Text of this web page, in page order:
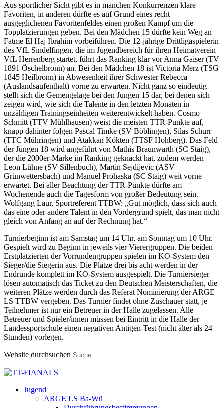
Aus sportlicher Sicht gibt es in manchen Konkurrenzen klare
Favoriten, in anderen dürfte es auf Grund eines recht
ausgeglichenen Favoritenfeldes einen großen Kampf um die
Topplatzierungen geben. Bei den Mädchen 15 dürfte kein Weg an
Fatme El Haj Ibrahim vorbeiführen. Die 12-jährige Drittligaspielerin
des VfL Sindelfingen, die im Jugendbereich für ihren Heimatverein
VfL Herrenberg startet, führt das Ranking klar vor Anna Gaiser (TV
1891 Öschelbronn) an. Bei den Mädchen 18 ist Victoria Merz (TSG
1845 Heilbronn) in Abwesenheit ihrer Schwester Rebecca
(Auslandsaufenthalt) vorne zu erwarten. Nicht ganz so eindeutig
stellt sich die Gemengelage bei den Jungen 15 dar, bei denen sich
zeigen wird, wie sich die Talente in den letzten Monaten in
unzähligen Trainingseinheiten weiterentwickelt haben. Cosmo
Schmitt (TTV Mühlhausen) weist die meisten TTR-Punkte auf,
knapp dahinter folgen Pascal Timke (SV Böblingen), Silas Schurr
(TTC Mühringen) und Atakkan Kökten (TTSF Hohberg). Das Feld
der Jungen 18 wird angeführt von Mathis Braunwarth (SC Staig),
der die 2000er-Marke im Ranking geknackt hat, zudem werden
Leon Lühne (SV Sillenbuch), Martin Sejdijevic (ASV
Grünwettersbach) und Manuel Prohaska (SC Staig) weit vorne
erwartet. Bei aller Beachtung der TTR-Punkte dürfte am
Wochenende auch die Tagesform von großer Bedeutung sein.
Wolfgang Laur, Sportreferent TTBW: „Gut möglich, dass sich auch
das eine oder andere Talent in den Vordergrund spielt, das man nicht
gleich von Anfang an auf der Rechnung hat.“
Turnierbeginn ist am Samstag um 14 Uhr, am Sonntag um 10 Uhr.
Gespielt wird zu Beginn in jeweils vier Vierergruppen. Die beiden
Erstplatzierten der Vorrundengruppen spielen im KO-System den
Sieger/die Siegerin aus. Die Plätze drei bis acht werden in der
Endrunde komplett im KO-System ausgespielt. Die Turniersieger
lösen automatisch das Ticket zu den Deutschen Meisterschaften, die
weiteren Plätze werden durch das Referat Nominierung der ARGE
LS TTBW vergeben. Das Turnier findet ohne Zuschauer statt, je
Teilnehmer ist nur ein Betreuer in der Halle zugelassen. Alle
Betreuer und Spieler/innen müssen bei Eintritt in die Halle der
Landessportschule einen negativen Antigen-Test (nicht älter als 24
Stunden) vorlegen.
Website durchsuchen
Jugend
ARGE LS Ba-Wü